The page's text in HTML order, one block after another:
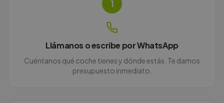
1
Llámanos o escribe por WhatsApp
Cuéntanos qué coche tienes y dónde estás. Te damos
presupuesto inmediato.